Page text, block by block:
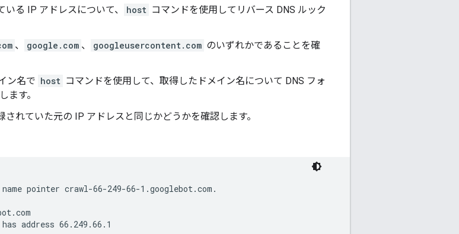
る IP アドレスについて、 host コマンドを使用してリバース DNS ルック
、 google.com 、 googleusercontent.com のいずれかであることを確
ン名で host コマンドを使用して、取得したドメイン名について DNS フォ
ます。
されていた元の IP アドレスと同じかどうかを確認します。
pointer crawl-66-249-66-1.googlebot.com.
address 66.249.66.1